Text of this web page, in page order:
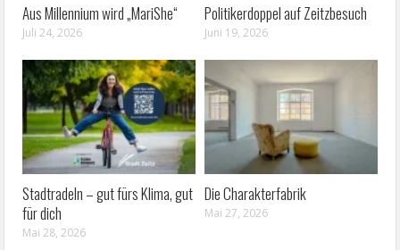
Aus Millennium wird „MariShe“
Juli 24, 2026
Politikerdoppel auf Zeitzbesuch
Juni 19, 2026
Stadtradeln – gut fürs Klima, gut
für dich
Mai 28, 2026
Die Charakterfabrik
Mai 27, 2026